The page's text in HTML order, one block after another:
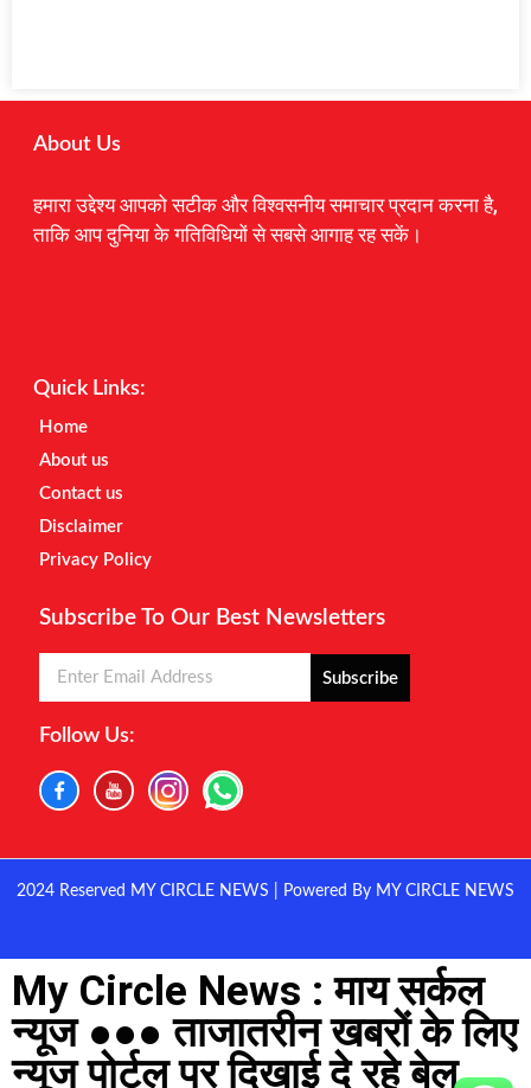
About Us
हमारा उद्देश्य आपको सटीक और विश्वसनीय समाचार प्रदान करना है,
ताकि आप दुनिया के गतिविधियों से सबसे आगाह रह सकें।
Quick Links:
Home
About us
Contact us
Disclaimer
Privacy Policy
Subscribe To Our Best Newsletters
Subscribe
Follow Us:
2024 Reserved MY CIRCLE NEWS | Powered By MY CIRCLE NEWS
My Circle News : माय सर्कल
न्यूज ●●● ताजातरीन खबरों के लिए
न्यूज पोर्टल पर दिखाई दे रहे बेल